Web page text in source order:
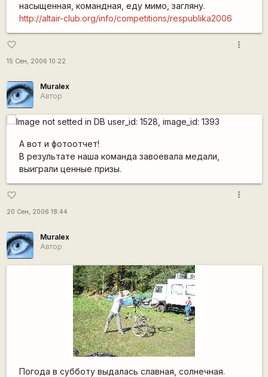
насыщенная, командная, еду мимо, загляну.
http://altair-club.org/info/competitions/respublika2006
favorite_border
15 Сен, 2006 10:22
more_vert
Muralex
Автор
А вот и фотоотчет!
В результате наша команда завоевала медали,
выиграли ценные призы.
favorite_border
20 Сен, 2006 18:44
more_vert
Muralex
Автор
Погода в субботу выдалась славная, солнечная.